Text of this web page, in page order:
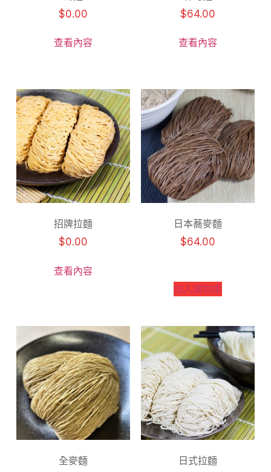
$0.00
查看內容
$64.00
查看內容
招牌拉麵
$0.00
查看內容
日本蕎麥麵
$64.00
加入購物車
全麥麵
日式拉麵